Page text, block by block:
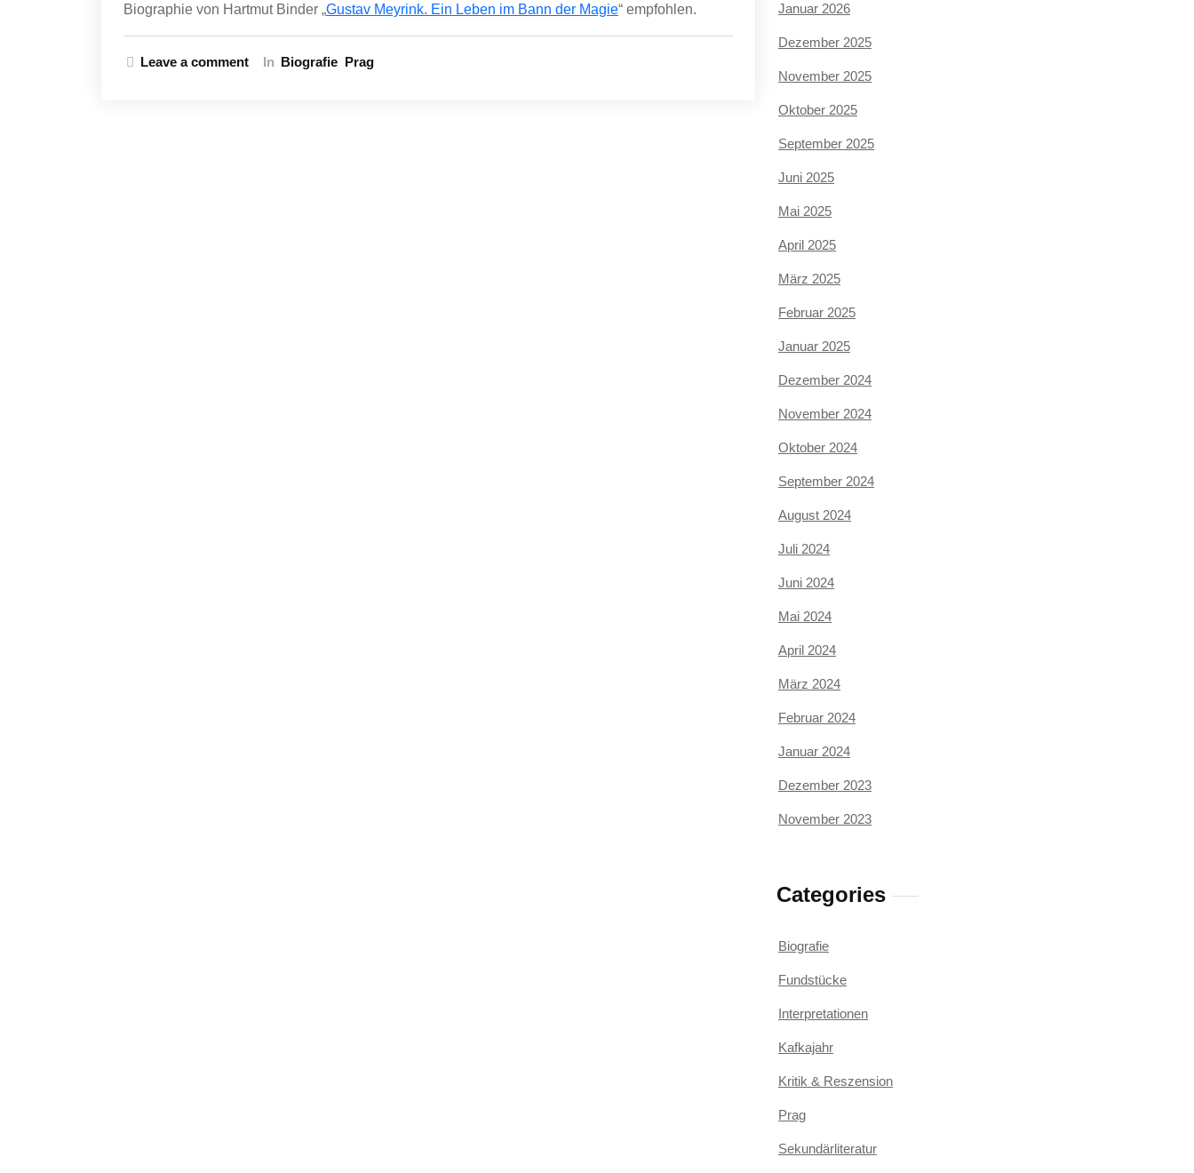
Biographie von Hartmut Binder „Gustav Meyrink. Ein Leben im Bann der Magie“ empfohlen.
Leave a comment In Biografie Prag
Januar 2026
Dezember 2025
November 2025
Oktober 2025
September 2025
Juni 2025
Mai 2025
April 2025
März 2025
Februar 2025
Januar 2025
Dezember 2024
November 2024
Oktober 2024
September 2024
August 2024
Juli 2024
Juni 2024
Mai 2024
April 2024
März 2024
Februar 2024
Januar 2024
Dezember 2023
November 2023
Categories
Biografie
Fundstücke
Interpretationen
Kafkajahr
Kritik & Reszension
Prag
Sekundärliteratur